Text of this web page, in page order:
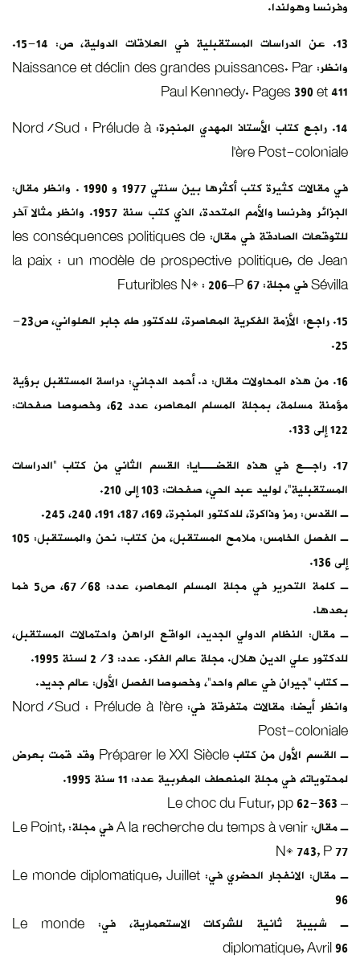
وفرنسا وهولندا.
13. عن الدراسات المستقبلية في العلاقات الدولية، ص: 14-15.
وانظر: Naissance et déclin des grandes puissances. Par
Paul Kennedy. Pages 390 et 411
14. راجع كتاب الأستاذ المهدي المنجرة: Nord/Sud : Prélude à
l’ère Post-coloniale
في مقالات كثيرة كتب أكثرها بين سنتي 1977 و 1990 . وانظر مقال:
الجزائر وفرنسا والأمم المتحدة، الذي كتب سنة 1957. وانظر مثالا آخر
للتوقعات الصادقة في مقال: les conséquences politiques de
la paix : un modèle de prospective politique, de Jean
Sévilla في مجلة: Futuribles N° : 206–P 67
15. راجع: الأزمة الفكرية المعاصرة، للدكتور طه جابر العلواني، ص23-
25.
16. من هذه المحاولات مقال: د. أحمد الدجاني: دراسة المستقبل برؤية
مؤمنة مسلمة، بمجلة المسلم المعاصر، عدد 62، وخصوصا صفحات:
122 إلى 133.
17. راجـع في هذه القضــايا: القسم الثاني من كتاب “الدراسات
المستقبلية”، لوليد عبد الحي، صفحات: 103 إلى 210.
ـ القدس: رمز وذاكرة، للدكتور المنجرة، 169، 187، 191، 240، 245.
ـ الفصل الخامس: ملامح المستقبل، من كتاب: نحن والمستقبل: 105
إلى 136.
ـ كلمة التحرير في مجلة المسلم المعاصر، عدد: 67/68، ص5 فما
بعدها.
ـ مقال: النظام الدولي الجديد، الواقع الراهن واحتمالات المستقبل،
للدكتور علي الدين هلال. مجلة عالم الفكر. عدد: 2/3 لسنة 1995.
ـ كتاب “جيران في عالم واحد”، وخصوصا الفصل الأول: عالم جديد.
وانظر أيضا: مقالات متفرقة في: Nord/Sud : Prélude à l’ère
Post-coloniale
ـ القسم الأول من كتاب Préparer le XXI Siècle وقد قمت بعرض
لمحتوياته في مجلة المنعطف المغربية عدد: 11 سنة 1995.
– Le choc du Futur, pp 62-363
ـ مقال: A la recherche du temps à venir في مجلة: Le Point,
N° 743, P 77
ـ مقال: الانفجار الحضري في: Le monde diplomatique, Juillet
96
ـ شبيبة ثانية للشركات الاستعمارية، في: Le monde
diplomatique, Avril 96